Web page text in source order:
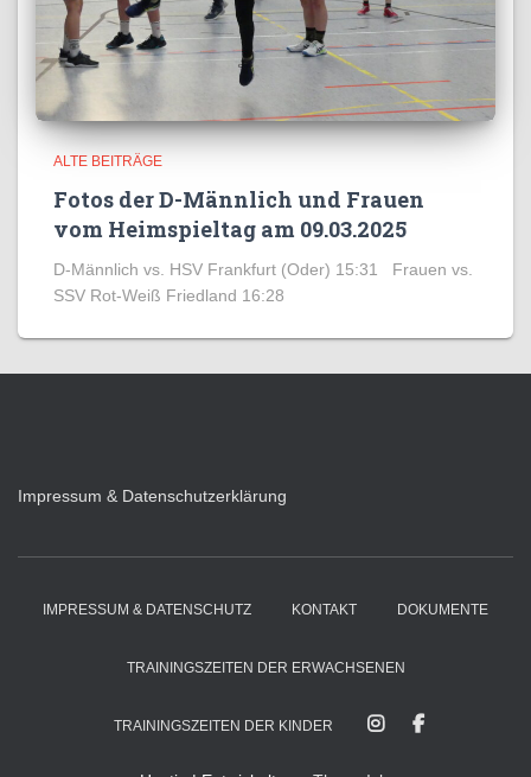
ALTE BEITRÄGE
Fotos der D-Männlich und Frauen
vom Heimspieltag am 09.03.2025
D-Männlich vs. HSV Frankfurt (Oder) 15:31 Frauen vs.
SSV Rot-Weiß Friedland 16:28
Impressum & Datenschutzerklärung
IMPRESSUM & DATENSCHUTZ KONTAKT DOKUMENTE
TRAININGSZEITEN DER ERWACHSENEN
TRAININGSZEITEN DER KINDER